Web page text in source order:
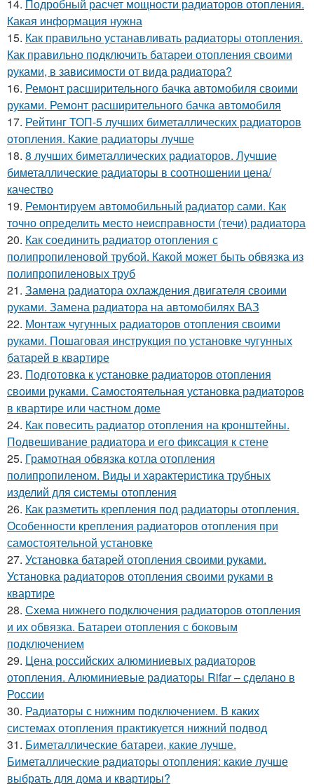
14. Подробный расчет мощности радиаторов отопления.
Какая информация нужна
15. Как правильно устанавливать радиаторы отопления.
Как правильно подключить батареи отопления своими
руками, в зависимости от вида радиатора?
16. Ремонт расширительного бачка автомобиля своими
руками. Ремонт расширительного бачка автомобиля
17. Рейтинг ТОП-5 лучших биметаллических радиаторов
отопления. Какие радиаторы лучше
18. 8 лучших биметаллических радиаторов. Лучшие
биметаллические радиаторы в соотношении цена/
качество
19. Ремонтируем автомобильный радиатор сами. Как
точно определить место неисправности (течи) радиатора
20. Как соединить радиатор отопления с
полипропиленовой трубой. Какой может быть обвязка из
полипропиленовых труб
21. Замена радиатора охлаждения двигателя своими
руками. Замена радиатора на автомобилях ВАЗ
22. Монтаж чугунных радиаторов отопления своими
руками. Пошаговая инструкция по установке чугунных
батарей в квартире
23. Подготовка к установке радиаторов отопления
своими руками. Самостоятельная установка радиаторов
в квартире или частном доме
24. Как повесить радиатор отопления на кронштейны.
Подвешивание радиатора и его фиксация к стене
25. Грамотная обвязка котла отопления
полипропиленом. Виды и характеристика трубных
изделий для системы отопления
26. Как разметить крепления под радиаторы отопления.
Особенности крепления радиаторов отопления при
самостоятельной установке
27. Установка батарей отопления своими руками.
Установка радиаторов отопления своими руками в
квартире
28. Схема нижнего подключения радиаторов отопления
и их обвязка. Батареи отопления с боковым
подключением
29. Цена российских алюминиевых радиаторов
отопления. Алюминиевые радиаторы Rifar – сделано в
России
30. Радиаторы с нижним подключением. В каких
системах отопления практикуется нижний подвод
31. Биметаллические батареи, какие лучше.
Биметаллические радиаторы отопления: какие лучше
выбрать для дома и квартиры?